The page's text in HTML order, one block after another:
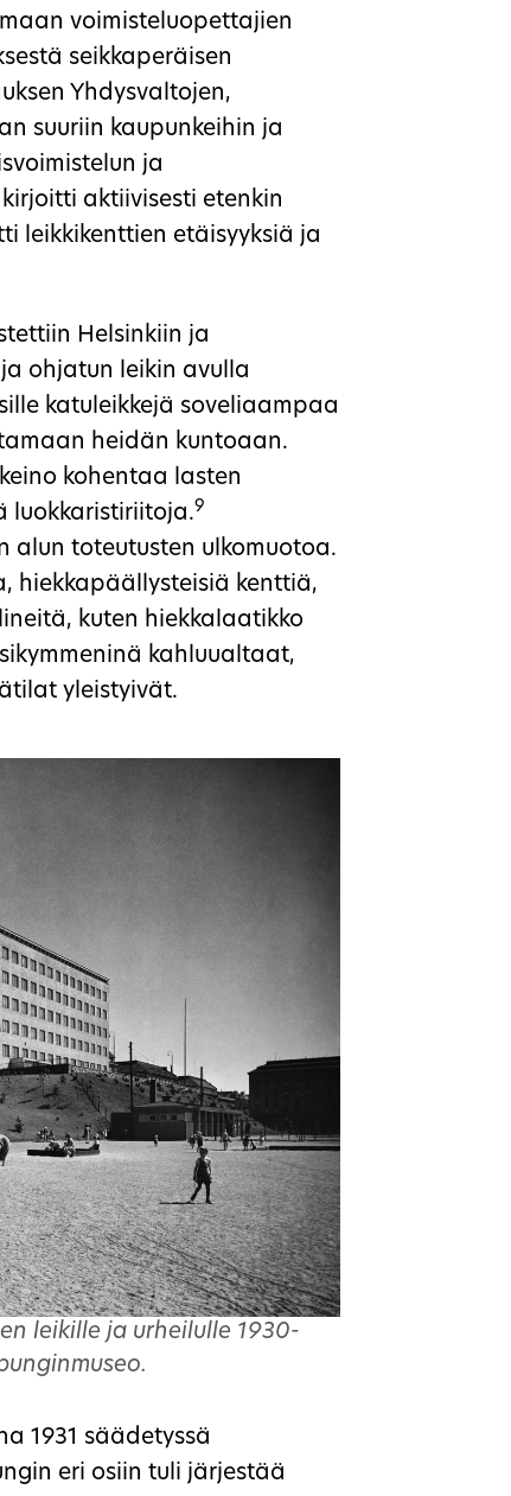
voimisteluopettajien
seikkaperäisen
Yhdysvaltojen,
suuriin kaupunkeihin ja
ja
aktiivisesti etenkin
leikkikenttien etäisyyksiä ja
Helsinkiin ja
ohjatun leikin avulla
katuleikkejä soveliaampaa
heidän kuntoaan.
kohentaa lasten
luokkaristiriitoja.9
alun toteutusten ulkomuotoa.
hiekkapäällysteisiä kenttiä,
kuten hiekkalaatikko
kahluualtaat,
yleistyivät.
leikille ja urheilulle 1930-
1931 säädetyssä
eri osiin tuli järjestää